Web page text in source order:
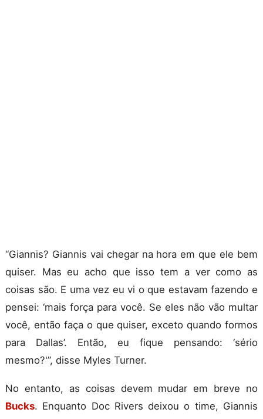
“Giannis? Giannis vai chegar na hora em que ele bem
quiser. Mas eu acho que isso tem a ver como as
coisas são. E uma vez eu vi o que estavam fazendo e
pensei: ‘mais força para você. Se eles não vão multar
você, então faça o que quiser, exceto quando formos
para Dallas’. Então, eu fique pensando: ‘sério
mesmo?'”, disse Myles Turner.
No entanto, as coisas devem mudar em breve no
Bucks. Enquanto Doc Rivers deixou o time, Giannis